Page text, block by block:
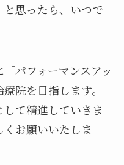
と思ったら、いつで
パフォーマンスアッ
院を目指します。
て精進していきま
お願いいたしま